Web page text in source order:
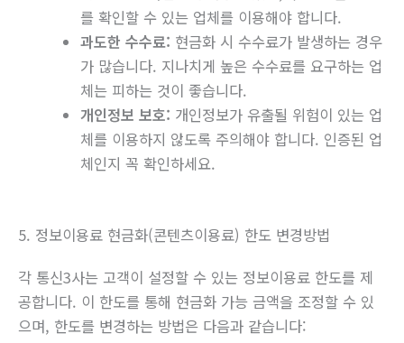
를 확인할 수 있는 업체를 이용해야 합니다.
과도한 수수료: 현금화 시 수수료가 발생하는 경우
가 많습니다. 지나치게 높은 수수료를 요구하는 업
체는 피하는 것이 좋습니다.
개인정보 보호: 개인정보가 유출될 위험이 있는 업
체를 이용하지 않도록 주의해야 합니다. 인증된 업
체인지 꼭 확인하세요.
5. 정보이용료 현금화(콘텐츠이용료) 한도 변경방법
각 통신3사는 고객이 설정할 수 있는 정보이용료 한도를 제
공합니다. 이 한도를 통해 현금화 가능 금액을 조정할 수 있
으며, 한도를 변경하는 방법은 다음과 같습니다: